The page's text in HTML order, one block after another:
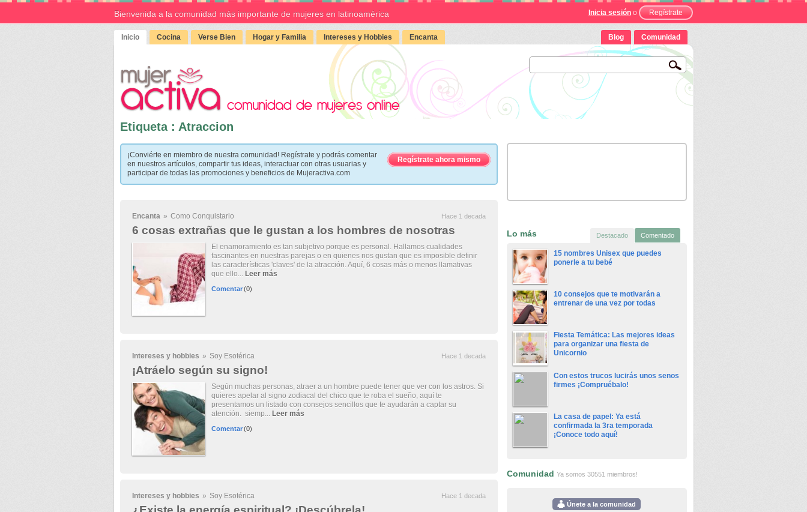
Bienvenida a la comunidad más importante de mujeres en latinoamérica Inicia sesión o Regístrate
Inicio Cocina Verse Bien Hogar y Familia Intereses y Hobbies Encanta Blog Comunidad
Etiqueta : Atraccion
¡Conviérte en miembro de nuestra comunidad! Regístrate y podrás comentar
en nuestros artículos, compartir tus ideas, interactuar con otras usuarias y
participar de todas las promociones y beneficios de Mujeractiva.com
Regístrate ahora mismo
Encanta » Como Conquistarlo Hace 1 decada
6 cosas extrañas que le gustan a los hombres de nosotras
El enamoramiento es tan subjetivo porque es personal. Hallamos cualidades
fascinantes en nuestras parejas o en quienes nos gustan que es imposible definir
las características 'claves' de la atracción. Aquí, 6 cosas más o menos llamativas
que ello... Leer más
Comentar (0)
Intereses y hobbies » Soy Esotérica Hace 1 decada
¡Atráelo según su signo!
Según muchas personas, atraer a un hombre puede tener que ver con los astros. Si
quieres apelar al signo zodiacal del chico que te roba el sueño, aquí te
presentamos un listado con consejos sencillos que te ayudarán a captar su
atención. siemp... Leer más
Comentar (0)
Intereses y hobbies » Soy Esotérica Hace 1 decada
Lo más Destacado Comentado
15 nombres Unisex que puedes
ponerle a tu bebé
10 consejos que te motivarán a
entrenar de una vez por todas
Fiesta Temática: Las mejores ideas
para organizar una fiesta de
Unicornio
Con estos trucos lucirás unos senos
firmes ¡Compruébalo!
La casa de papel: Ya está
confirmada la 3ra temporada
¡Conoce todo aquí!
Comunidad Ya somos 30551 miembros!
Únete a la comunidad